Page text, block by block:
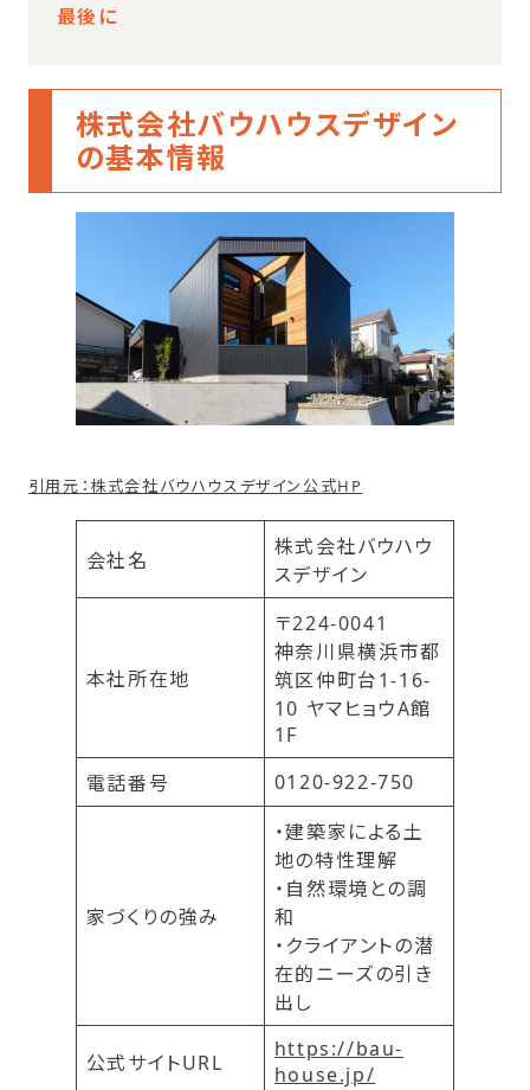
最後に
株式会社バウハウスデザイン
の基本情報
引用元：株式会社バウハウスデザイン公式HP
会社名
株式会社バウハウ
スデザイン
本社所在地
〒224-0041
神奈川県横浜市都
筑区仲町台1-16-
10 ヤマヒョウA館
1F
電話番号
0120-922-750
家づくりの強み
・建築家による土
地の特性理解
・自然環境との調
和
・クライアントの潜
在的ニーズの引き
出し
公式サイトURL
https://bau-
house.jp/